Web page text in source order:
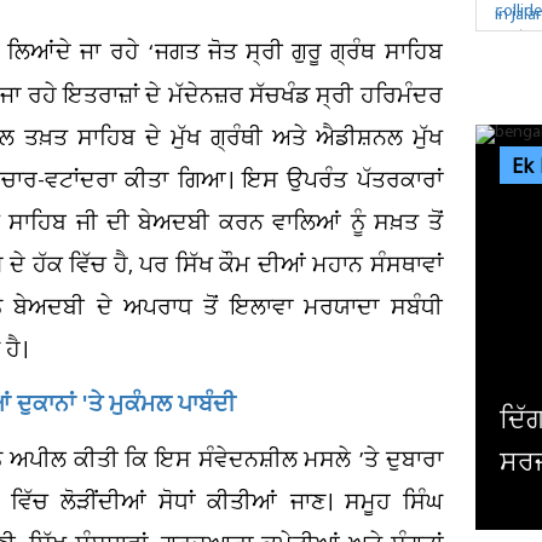
ਜਾ ਰਹੇ ‘ਜਗਤ ਜੋਤ ਸ੍ਰੀ ਗੁਰੂ ਗ੍ਰੰਥ ਸਾਹਿਬ
ਰਹੇ ਇਤਰਾਜ਼ਾਂ ਦੇ ਮੱਦੇਨਜ਼ਰ ਸੱਚਖੰਡ ਸ੍ਰੀ ਹਰਿਮੰਦਰ
ਤਖ਼ਤ ਸਾਹਿਬ ਦੇ ਮੁੱਖ ਗ੍ਰੰਥੀ ਅਤੇ ਐਡੀਸ਼ਨਲ ਮੁੱਖ
ਵਟਾਂਦਰਾ ਕੀਤਾ ਗਿਆ। ਇਸ ਉਪਰੰਤ ਪੱਤਰਕਾਰਾਂ
ਜੀ ਦੀ ਬੇਅਦਬੀ ਕਰਨ ਵਾਲਿਆਂ ਨੂੰ ਸਖ਼ਤ ਤੋਂ
ਹੱਕ ਵਿੱਚ ਹੈ, ਪਰ ਸਿੱਖ ਕੌਮ ਦੀਆਂ ਮਹਾਨ ਸੰਸਥਾਵਾਂ
ਦੇ ਅਪਰਾਧ ਤੋਂ ਇਲਾਵਾ ਮਰਯਾਦਾ ਸਬੰਧੀ
'ਤੇ ਮੁਕੰਮਲ ਪਾਬੰਦੀ
ਕੀਤੀ ਕਿ ਇਸ ਸੰਵੇਦਨਸ਼ੀਲ ਮਸਲੇ ’ਤੇ ਦੁਬਾਰਾ
ਵਿੱਚ ਲੋੜੀਂਦੀਆਂ ਸੋਧਾਂ ਕੀਤੀਆਂ ਜਾਣ। ਸਮੂਹ ਸਿੰਘ
Ek
ਅਦਾਕਾਰ ਮਿਥੁਨ ਚੱਕਰਵਰਤੀ ਦੀ ਹੋਈ
ਹਾਲ ਜਾਣਨ ਲਈ ਹਸਪਤਾਲ ਪਹੁੰਚੇ...